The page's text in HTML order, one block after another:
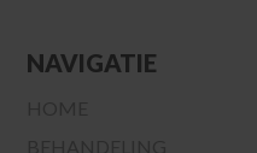
NAVIGATIE